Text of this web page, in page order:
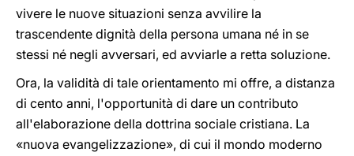
vivere le nuove situazioni senza avvilire la
trascendente dignità della persona umana né in se
stessi né negli avversari, ed avviarle a retta soluzione.
Ora, la validità di tale orientamento mi offre, a distanza
di cento anni, l'opportunità di dare un contributo
all'elaborazione della dottrina sociale cristiana. La
«nuova evangelizzazione», di cui il mondo moderno